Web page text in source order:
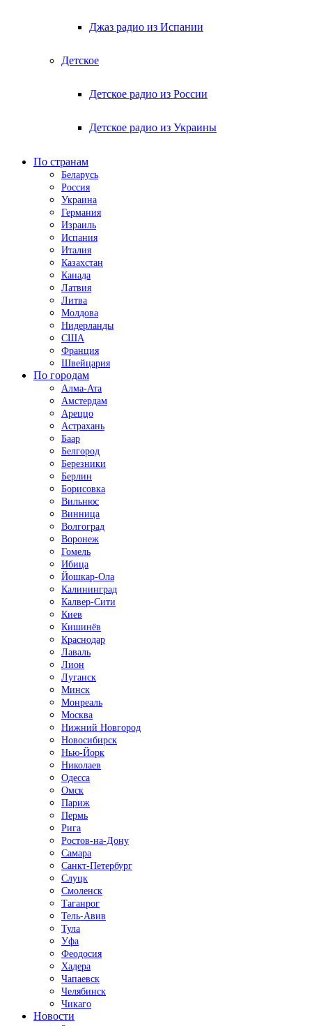
Джаз радио из Испании
Детское
Детское радио из России
Детское радио из Украины
По странам
Беларусь
Россия
Украина
Германия
Израиль
Испания
Италия
Казахстан
Канада
Латвия
Литва
Молдова
Нидерланды
США
Франция
Швейцария
По городам
Алма-Ата
Амстердам
Ареццо
Астрахань
Баар
Белгород
Березники
Берлин
Борисовка
Вильнюс
Винница
Волгоград
Воронеж
Гомель
Ибица
Йошкар-Ола
Калининград
Калвер-Сити
Киев
Кишинёв
Краснодар
Лаваль
Лион
Луганск
Минск
Монреаль
Москва
Нижний Новгород
Новосибирск
Нью-Йорк
Николаев
Одесса
Омск
Париж
Пермь
Рига
Ростов-на-Дону
Самара
Санкт-Петербург
Слуцк
Смоленск
Таганрог
Тель-Авив
Тула
Уфа
Феодосия
Хадера
Чапаевск
Челябинск
Чикаго
Новости